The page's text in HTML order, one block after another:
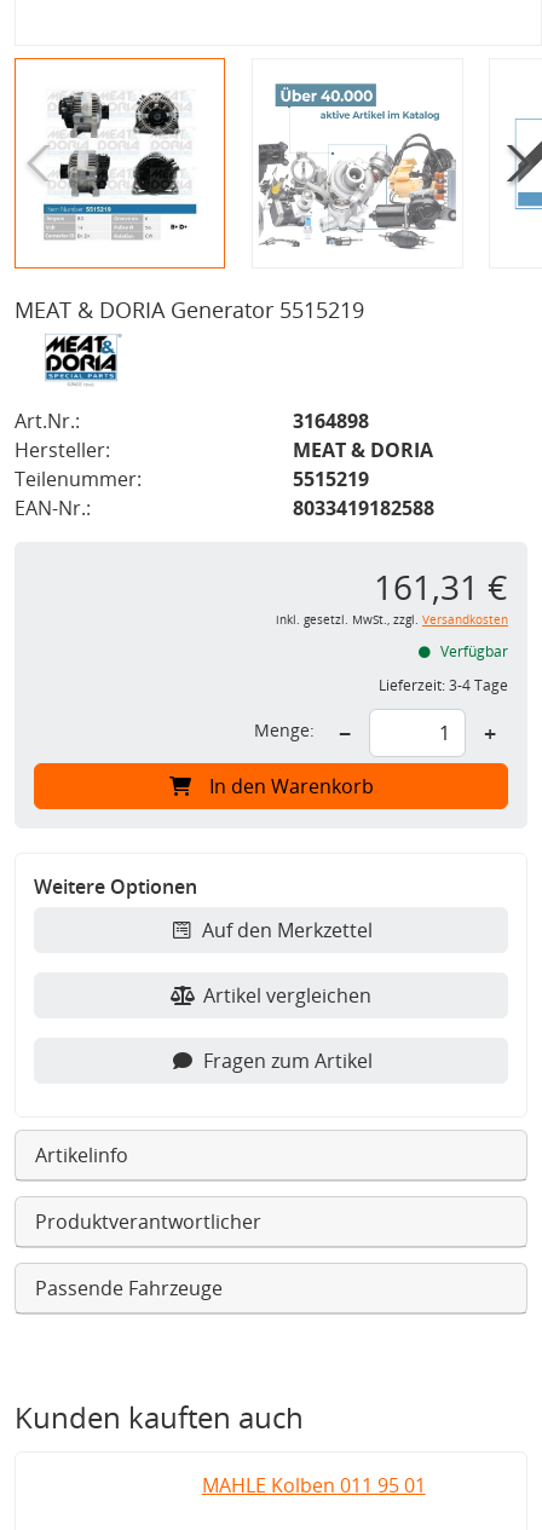
MEAT & DORIA Generator 5515219
Art.Nr.:
3164898
Hersteller:
MEAT & DORIA
Teilenummer:
5515219
EAN-Nr.:
8033419182588
161,31 €
inkl. gesetzl. MwSt., zzgl. Versandkosten
Verfügbar
Lieferzeit:3-4 Tage
Menge: − +
In den Warenkorb
Weitere Optionen
Auf den Merkzettel
Artikel vergleichen
Fragen zum Artikel
Artikelinfo
Produktverantwortlicher
Passende Fahrzeuge
Kunden kauften auch
MAHLE Kolben 011 95 01